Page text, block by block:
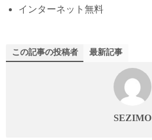
インターネット無料
この記事の投稿者 最新記事
SEZIMO